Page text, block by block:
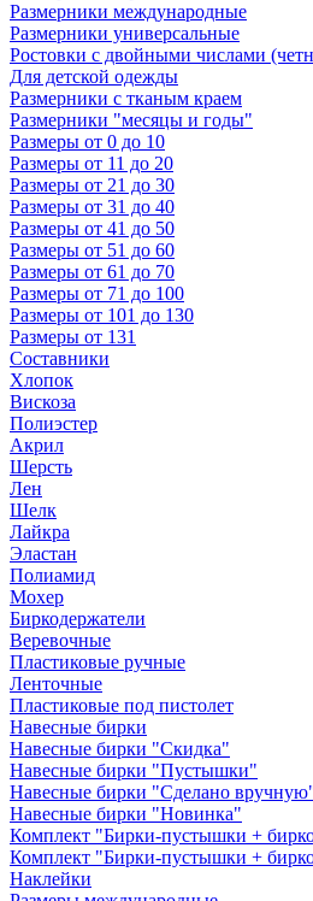
Размерники международные
Размерники универсальные
Ростовки с двойными числами
Для детской одежды
Размерники с тканым краем
Размерники "месяцы и годы"
Размеры от 0 до 10
Размеры от 11 до 20
Размеры от 21 до 30
Размеры от 31 до 40
Размеры от 41 до 50
Размеры от 51 до 60
Размеры от 61 до 70
Размеры от 71 до 100
Размеры от 101 до 130
Размеры от 131
Составники
Хлопок
Вискоза
Полиэстер
Акрил
Шерсть
Лен
Шелк
Лайкра
Эластан
Полиамид
Мохер
Биркодержатели
Веревочные
Пластиковые ручные
Ленточные
Пластиковые под пистолет
Навесные бирки
Навесные бирки "Скидка"
Навесные бирки "Пустышки"
Навесные бирки "Сделано
Навесные бирки "Новинка"
Комплект "Бирки-пустышки +
Комплект "Бирки-пустышки +
Наклейки